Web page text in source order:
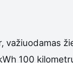
važiuodamas
100